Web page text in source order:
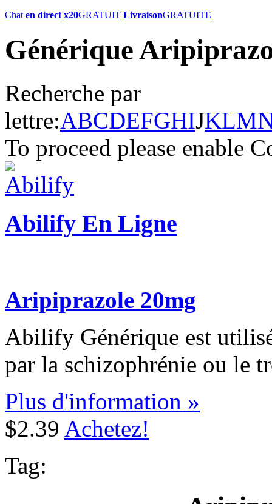
Chat en direct x20GRATUIT LivraisonGRATUITE
Générique
Recherche par
lettre:ABCDEFGHIJKLM
To proceed please enable
Abilify En Ligne
Aripiprazole 20mg
Abilify Générique est
par la schizophrénie ou le
Plus d'information »
$2.39 Achetez!
Tag: